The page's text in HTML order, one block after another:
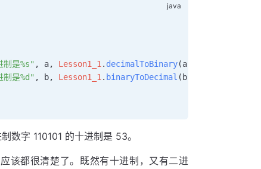
制是%s" , a, Lesson1_1 . decimalToBinary(a)));
制是%d" , b, Lesson1_1 . binaryToDecimal (b)));
数字 110101 的十进制是 53。
该都很清楚了。既然有十进制，又有二进